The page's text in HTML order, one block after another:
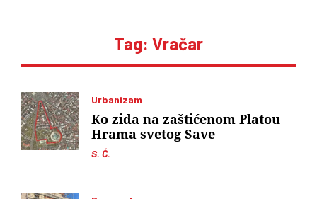
Tag: Vračar
Urbanizam
S. Ć.
Ko zida na zaštićenom Platou
Hrama svetog Save